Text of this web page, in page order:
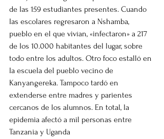
de las 159 estudiantes presentes. Cuando
las escolares regresaron a Nshamba,
pueblo en el que vivían, «infectaron» a 217
de los 10.000 habitantes del lugar, sobre
todo entre los adultos. Otro foco estalló en
la escuela del pueblo vecino de
Kanyangereka. Tampoco tardó en
extenderse entre madres y parientes
cercanos de los alumnos. En total, la
epidemia afectó a mil personas entre
Tanzania y Uganda